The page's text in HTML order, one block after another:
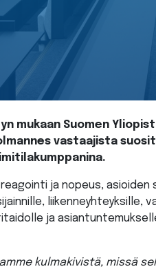
mukaan Suomen
vastaajista
ja nopeus, asioiden
liikenneyhteyksille,
ja
kulmakivistä, missä